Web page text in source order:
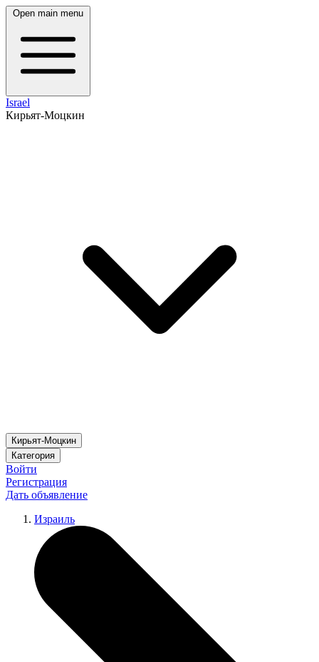
Open main menu
Israel
Кирьят-Моцкин
Кирьят-Моцкин
Категория
Войти
Регистрация
Дать объявление
Израиль